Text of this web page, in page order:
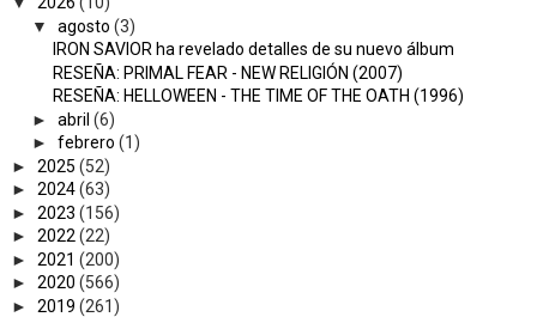
▼
agosto (3)
IRON SAVIOR ha revelado detalles de su nuevo álbum
RESEÑA: PRIMAL FEAR - NEW RELIGIÓN (2007)
RESEÑA: HELLOWEEN - THE TIME OF THE OATH (1996)
► abril (6)
► febrero (1)
► 2025 (52)
► 2024(63)
► 2023 (156)
► 2022 (22)
► 2021 (200)
► 2020 (566)
► 2019 (261)